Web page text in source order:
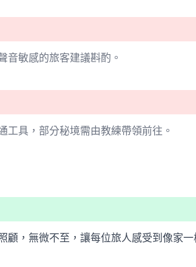
音敏感的旅客建議斟酌。
工具，部分秘境需由教練帶領前往。
，無微不至，讓每位旅人感受到像家一